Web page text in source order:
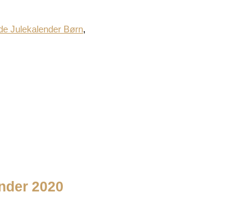
Julekalender Børn,
2020